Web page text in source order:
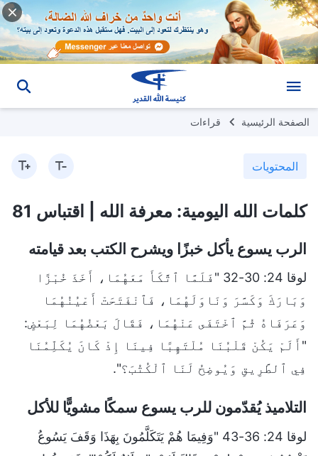
الصفحة الرئيسية قراءات
المحتويات
كلمات الله اليومية: معرفة الله | اقتباس 81
الرب يسوع يأكل خبزًا ويشرح الكتب بعد قيامته
لوقا 24: 30-32 "فَلَمَّا ٱتَّكَأَ مَعَهُمَا، أَخَذَ خُبْزًا
وَبَارَكَ وَكَسَّرَ وَنَاوَلَهُمَا، فَٱنْفَتَحَتْ أَعْيُنُهُمَا
وَعَرَفَاهُ ثُمَّ ٱخْتَفَى عَنْهُمَا، فَقَالَ بَعْضُهُمَا لِبَعْضٍ:
"أَلَمْ يَكُنْ قَلْبُنَا مُلْتَهِبًا فِينَا إِذْ كَانَ يُكَلِّمُنَا
فِي ٱلطَّرِيقِ وَيُوضِحُ لَنَا ٱلْكُتُبَ؟".
التلاميذ يُقدّمون للرب يسوع سمكًا مشويًّا للأكل
لوقا 24: 36-43 "وَفِيمَا هُمْ يَتَكَلَّمُونَ بِهَذَا وَقَفَ يَسُوعُ